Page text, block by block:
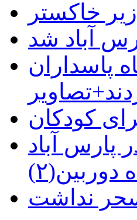
خاکستر
آباد شد
پاسداران
پارس آباد
دوربین(۲)
نداشت